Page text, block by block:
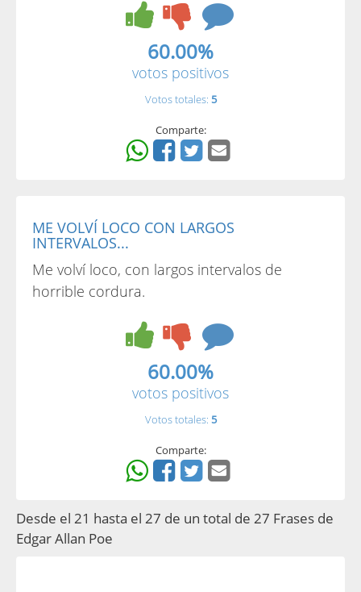
60.00%
votos positivos
Votos totales: 5
Comparte:
ME VOLVÍ LOCO CON LARGOS
INTERVALOS...
Me volví loco, con largos intervalos de
horrible cordura.
60.00%
votos positivos
Votos totales: 5
Comparte:
Desde el 21 hasta el 27 de un total de 27 Frases de
Edgar Allan Poe